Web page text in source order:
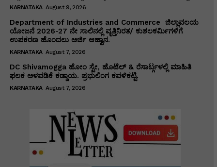
KARNATAKA August 9, 2026
Department of Industries and Commerce ಜಿಲ್ಲಾವಲಯ
ಯೋಜನೆ 2026-27 ನೇ ಸಾಲಿನಲ್ಲಿ ವೃತ್ತಿನಿರತ/ ಕುಶಲಕರ್ಮಿಗಳಿಗೆ
ಉಪಕರಣ ಹೊಂದಲು ಅರ್ಜಿ ಆಹ್ವಾನ.
KARNATAKA August 7, 2026
DC Shivamogga ಹೋಂ ಸ್ಟೇ, ಹೊಟೆಲ್ & ರೆಸಾರ್ಟ್ಗಳಲ್ಲಿ ಮಾಹಿತಿ
ಫಲಕ ಅಳವಡಿಕೆ ಕಡ್ಡಾಯ. ಪ್ರಭುಲಿಂಗ ಕವಳಿಕಟ್ಟಿ.
KARNATAKA August 7, 2026